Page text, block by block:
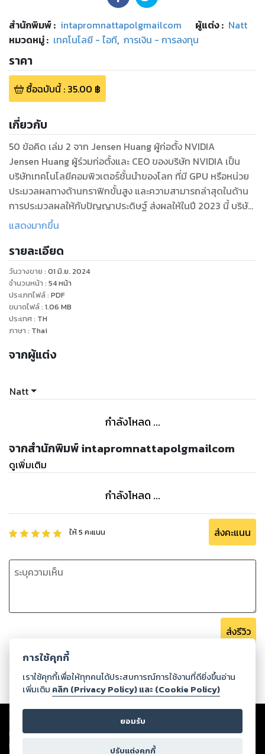
สำนักพิมพ์: intapromnattapolgmailcom ผู้แต่ง : Natt
หมวดหมู่: เทคโนโลยี - ไอที, การเงิน - การลงทุน
ราคา
ซื้อฉบับนี้: 35.00 ฿
เกี่ยวกับ
50 ข้อคิด เล่ม 2 จาก Jensen Huang ผู้ก่อตั้ง NVIDIA
Jensen Huang ผู้ร่วมก่อตั้งและ CEO ของบริษัท NVIDIA เป็น
บริษัทเทคโนโลยีคอมพิวเตอร์ชั้นนำของโลก ที่มี GPU หรือหน่วย
ประมวลผลทางด้านกราฟิกขั้นสูง และความสามารถล่าสุดในด้าน
การประมวลผลให้กับปัญญาประดิษฐ์ ส่งผลให้ในปี 2023 นี้ บริษัท
มีมูลค่ากลายเป็นบริษัทที่มีอันดับใหญ่เป็นอันดับที่ 6 ของโลก และ
แสดงมากขึ้น
รายละเอียด
วันวางขาย : 01 มิ.ย. 2024
จำนวนหน้า : 54หน้า
ประเภทไฟล์: PDF
ขนาดไฟล์: 1.06 MB
ประเทศ: TH
ภาษา : Thai
จากผู้แต่ง
Natt
กำลังโหลด ...
จากสำนักพิมพ์ intapromnattapolgmailcom
ดูเพิ่มเติม
กำลังโหลด ...
ให้5 คะแนน ส่งคะแนน
ส่งรีวิว
Copyright ©2026Storylog Co., Ltd. - สตอรี่ล็อกขอสงวนสิทธิ์ไม่รับผิดชอบ
ต่อผลงานหรือเนื้อหาใดที่อัปโหลดผ่านเว็บไซต์และปรากฏว่าละเมิดสิทธิใน
ทรัพย์สินทางปัญญาของบุคคลอื่นหรือขัดต่อกฎหมายและศีลธรรม ดังนั้น ผู้อ่าน
ทุกท่านโปรดใช้วิจารณญาณในการกลั่นกรองด้วยตนเอง และหากท่านพบว่าส่วน
การใช้คุกกี้
เราใช้คุกกี้เพื่อให้ทุกคนได้ประสบการณ์การใช้งานที่ดียิ่งขึ้นอ่าน
เพิ่มเติม คลิก (Privacy Policy) และ (Cookie Policy)
ยอมรับ
ปรับแต่งคุกกี้